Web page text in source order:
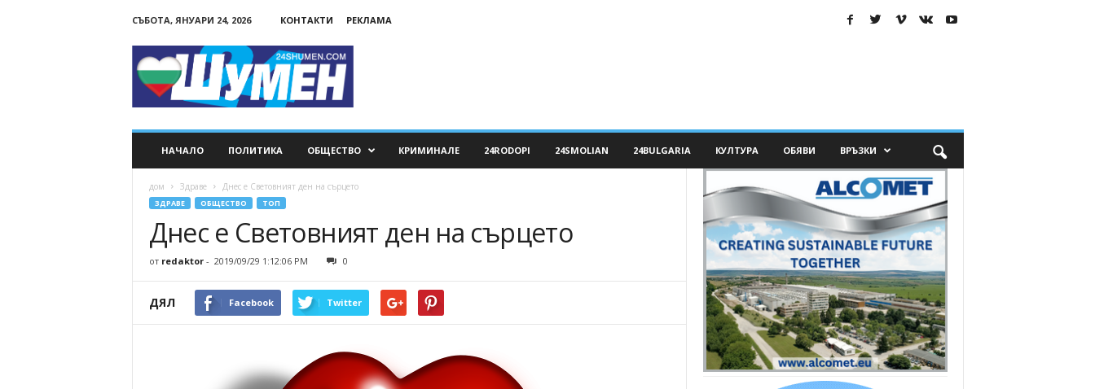
СЪБОТА, ЯНУАРИ 24, 2026 КОНТАКТИ РЕКЛАМА
НАЧАЛО ПОЛИТИКА ОБЩЕСТВО КРИМИНАЛЕ 24RODOPI 24SMOLIAN 24BULGARIA КУЛТУРА ОБЯВИ ВРЪЗКИ
дом Здраве Днес е Световният ден на сърцето
ЗДРАВЕ ОБЩЕСТВО ТОП
Днес е Световният ден на сърцето
от redaktor- 2019/09/29 1:12:06 PM 0
ДЯЛ Facebook Twitter